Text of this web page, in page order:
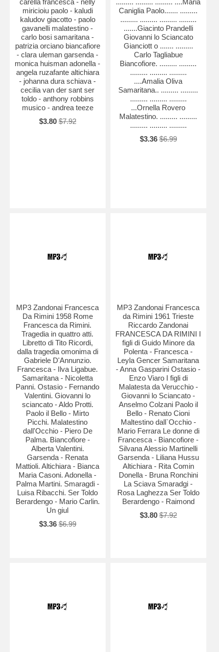
miricioiu paolo - kaludi
kaludov giacotto - paolo
gavanelli malatestino -
carlo bosi samaritana -
patrizia orciano biancafiore
- clara uleman garsenda -
monica huisman adonella -
angela ruzafante altichiara
- johanna dura schiava -
cecilia van der sant ser
toldo - anthony robbins
musico - andrea teeze
$3.80 $7.92
Caniglia Paolo....... .........
......... ......... ......... .........
.......Giacinto Prandelli
Giovanni lo Sciancato
Gianciott o ....... .........
Carlo Tagliabue
Biancofiore. ......... .........
......... ......... .........
....Amalia Oliva
Samaritana.. ......... .........
......... ......... .........
...Ornella Rovero
Malatestino. ......... .........
......... ......... .........
$3.36 $6.99
MP3 Zandonai Francesca
Da Rimini 1958 Rome
Francesca da Rimini.
Tragedia in quattro atti.
Libretto di Tito Ricordi,
dalla tragedia omonima di
Gabriele D'Annunzio.
Francesca - Ilva Ligabue.
Samaritana - Nicoletta
Panni. Ostasio - Fernando
Valentini. Giovanni lo
sciancato - Aldo Protti.
Paolo il Bello - Mirto
Picchi. Malatestino
dall'Occhio - Piero De
Palma. Biancofiore -
Alberta Valentini.
Garsenda - Renata
Mattioli. Altichiara - Bianca
Maria Casoni. Adonella -
Palma Martini. Smaragdi -
Luisa Ribacchi. Ser Toldo
Berardengo - Mario Carlin.
Un giul
$3.36 $6.99
MP3 Zandonai Francesca
da Rimini 1961 Trieste
Riccardo Zandonai
FRANCESCA DA RIMINI I
figli di Guido Minore da
Polenta - Francesca -
Leyla Gencer Samaritana
- Anna Gasparini Ostasio -
Enzo Viaro I figli di
Malatesta da Verucchio -
Giovanni lo Sciancato -
Anselmo Colzani Paolo il
Bello - Renato Cioni
Maltestino dall`Occhio -
Mario Ferrara Le donne di
Francesca - Biancofiore -
Silvana Alessio Martinelli
Garsenda - Liliana Hussu
Altichiara - Rita Comin
Donella - Bruna Ronchini
La Sciava Smaradgi -
Rosa Laghezza Ser Toldo
Berardengo - Raimond
$3.80 $7.92